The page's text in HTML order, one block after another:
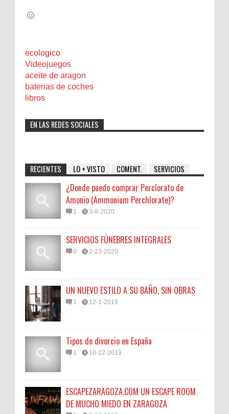
ecologico
Videojuegos
aceite de aragon
baterias de coches
libros
EN LAS REDES SOCIALES
RECIENTES LO + VISTO COMENT. SERVICIOS
¿Donde puedo comprar Perclorato de
Amonio (Ammonium Perchlorate)?
1 3-8-2020
SERVICIOS FÚNEBRES INTEGRALES
0 2-23-2020
UN NUEVO ESTILO A SU BAÑO, SIN OBRAS
1 12-1-2019
Tipos de divorcio en España
1 10-22-2019
ESCAPEZARAGOZA.COM UN ESCAPE ROOM
DE MUCHO MIEDO EN ZARAGOZA